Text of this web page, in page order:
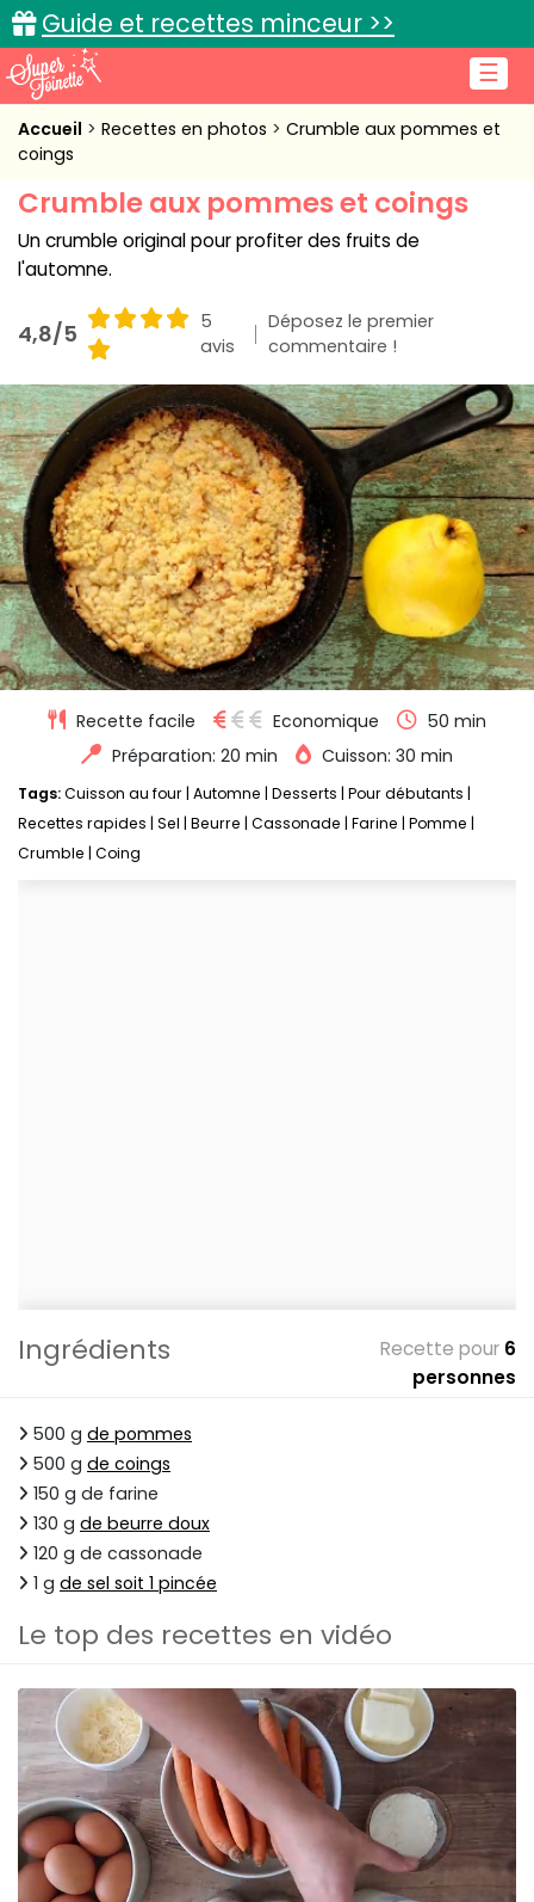
☰
Guide et recettes minceur >>
Accueil
Cuisine pratique
L'actu cuisine
Connexion
Accueil Recettes en photos
Crumble aux pommes et
coings
Crumble aux pommes et coings
Un crumble original pour profiter des fruits de
l'automne.
4,8/5
5
avis
Déposez le premier
commentaire !
Recette facile Economique
50 min
Préparation: 20 min
Cuisson: 30 min
Tags:Cuisson au four Automne Desserts Pour débutants
Recettes rapides Sel Beurre Cassonade Farine Pomme
Crumble Coing
Ingrédients Recette pour 6
personnes
500 g de pommes
500 g de coings
150 g de farine
130 g de beurre doux
120 g de cassonade
1 g de sel soit 1 pincée
Le top des recettes en vidéo